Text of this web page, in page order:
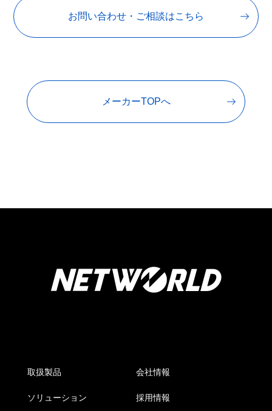
お問い合わせ・ご相談はこちら
メーカーTOPへ
取扱製品
ソリューション
会社情報
採用情報